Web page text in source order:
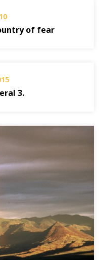
of fear
3.